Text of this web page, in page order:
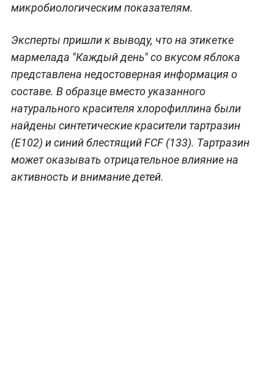
микробиологическим показателям.
Эксперты пришли к выводу, что на этикетке
мармелада "Каждый день" со вкусом яблока
представлена недостоверная информация о
составе. В образце вместо указанного
натурального красителя хлорофиллина были
найдены синтетические красители тартразин
(E102) и синий блестящий FCF (133). Тартразин
может оказывать отрицательное влияние на
активность и внимание детей.